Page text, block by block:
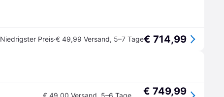
Niedrigster Preis·€ 49,99 Versand, 5–7 Tage€ 714,99
€ 49,00 Versand, 5–6 Tage € 749,99